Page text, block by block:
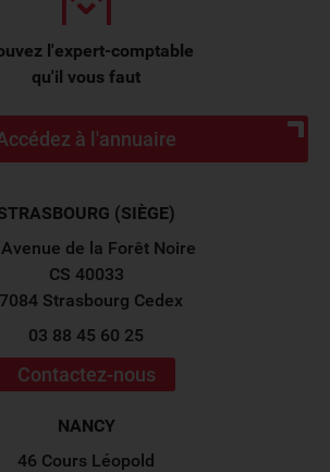
l'expert-comptable
qu'il vous faut
à l'annuaire
(SIÈGE)
de la Forêt Noire
CS 40033
Strasbourg Cedex
03 88 45 60 25
Contactez-nous
NANCY
46 Cours Léopold